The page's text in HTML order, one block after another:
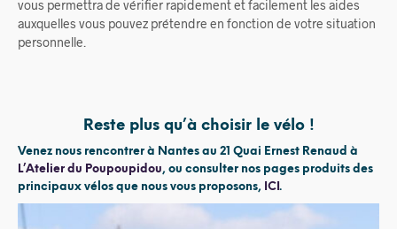
vous permettra de vérifier rapidement et facilement les aides
auxquelles vous pouvez prétendre en fonction de votre situation
personnelle.
Reste plus qu’à choisir le vélo !
Venez nous rencontrer à Nantes au 21 Quai Ernest Renaud à
L’Atelier du Poupoupidou, ou consulter nos pages produits des
principaux vélos que nous vous proposons,
ICI .